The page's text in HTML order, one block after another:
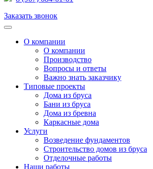
Заказать звонок
О компании
О компании
Производство
Вопросы и ответы
Важно знать заказчику
Типовые проекты
Дома из бруса
Бани из бруса
Дома из бревна
Каркасные дома
Услуги
Возведение фундаментов
Строительство домов из бруса
Отделочные работы
Наши работы